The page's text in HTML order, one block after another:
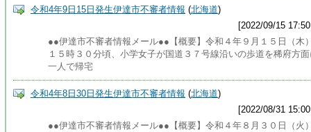
令和4年9日15日発生伊達市不審者情報 (北海道)
[2022/09/15
●●伊達市不審者情報メール●●【概要】令和４年９月１５日（木
１５時３０分頃、小学女子が国道３７号線沿いの歩道を稀府方
一人で帰宅
令和4年8日30日発生伊達市不審者情報 (北海道)
[2022/08/31
●●伊達市不審者情報メール●●【概要】令和４年８月３０日（火